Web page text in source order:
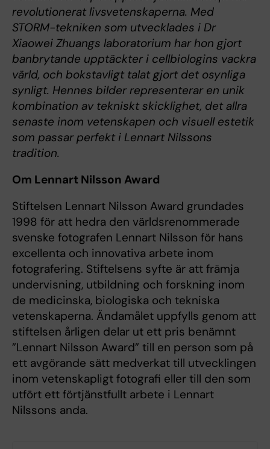
revolutionerat livsvetenskaperna. Med
STORM-tekniken som utvecklades i Dr
Xiaowei Zhuangs laboratorium har hon gjort
banbrytande upptäckter i cellbiologins vackra
värld, och bokstavligt talat gjort det osynliga
synligt. Hennes bilder representerar en unik
kombination av tekniskt skicklighet, det allra
senaste inom vetenskapen och visuell estetik
som passar perfekt i Lennart Nilssons
tradition.
Om Lennart Nilsson Award
Stiftelsen Lennart Nilsson Award grundades
1998 för att hedra den världsrenommerade
svenske fotografen Lennart Nilsson för hans
excellenta och innovativa arbete inom
fotografering. Stiftelsens syfte är att främja
undervisning, utbildning och forskning inom
de medicinska, biologiska och tekniska
vetenskaperna. Ändamålet uppfylls genom att
stiftelsen årligen delar ut ett pris benämnt
”Lennart Nilsson Award” till en person som på
ett avgörande sätt medverkat till utvecklingen
inom vetenskapligt fotografi eller till den som
utfört ett förtjänstfullt arbete i Lennart
Nilssons anda.